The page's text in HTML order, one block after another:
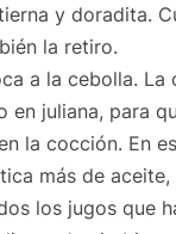
y doradita.
la retiro.
a la cebolla. La
en juliana, para
la cocción. En
más de
los jugos que